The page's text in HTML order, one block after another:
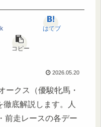
はてブ
コピー
2026.05.20
ークス（優駿牝馬・
底解説します。人
前走レースの各デー